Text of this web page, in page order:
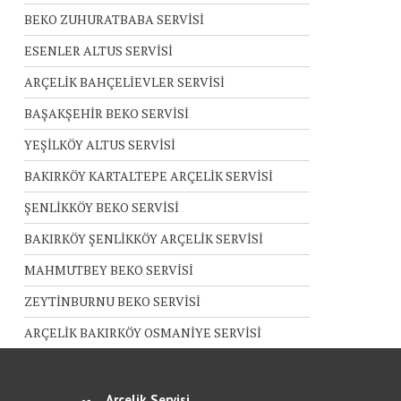
BEKO ZUHURATBABA SERVİSİ
ESENLER ALTUS SERVİSİ
ARÇELİK BAHÇELİEVLER SERVİSİ
BAŞAKŞEHİR BEKO SERVİSİ
YEŞİLKÖY ALTUS SERVİSİ
BAKIRKÖY KARTALTEPE ARÇELİK SERVİSİ
ŞENLİKKÖY BEKO SERVİSİ
BAKIRKÖY ŞENLİKKÖY ARÇELİK SERVİSİ
MAHMUTBEY BEKO SERVİSİ
ZEYTİNBURNU BEKO SERVİSİ
ARÇELİK BAKIRKÖY OSMANİYE SERVİSİ